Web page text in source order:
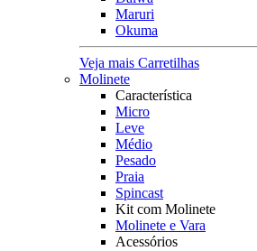
Maruri
Okuma
Veja mais Carretilhas
Molinete
Característica
Micro
Leve
Médio
Pesado
Praia
Spincast
Kit com Molinete
Molinete e Vara
Acessórios